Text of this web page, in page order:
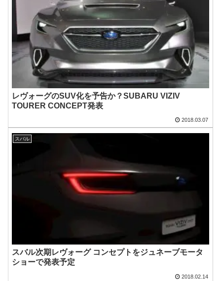
レヴォーグのSUV化を予告か？SUBARU VIZIV
TOURER CONCEPT発表
2018.03.07
スバル
スバル次期レヴォーグ コンセプトをジュネーブモータ
ショーで発表予定
2018.02.14